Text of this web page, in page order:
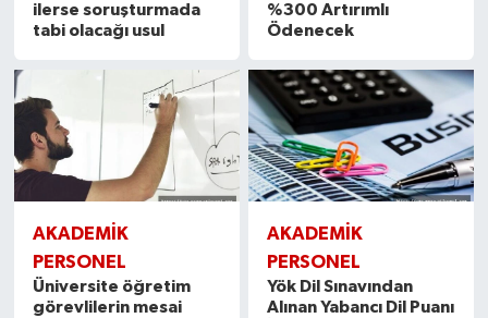
ilerse soruşturmada
tabi olacağı usul
%300 Artırımlı
Ödenecek
AKADEMİK
PERSONEL
Üniversite öğretim
görevlilerin mesai
AKADEMİK
PERSONEL
Yök Dil Sınavından
Alınan Yabancı Dil Puanı